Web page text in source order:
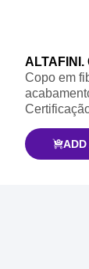
ALTAFINI.
Copo em